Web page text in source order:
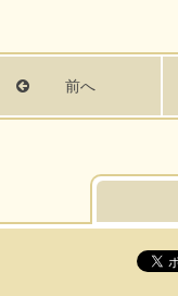
前へ